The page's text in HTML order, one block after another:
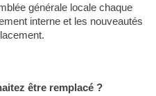
générale locale chaque
interne et les nouveautés
être remplacé ?